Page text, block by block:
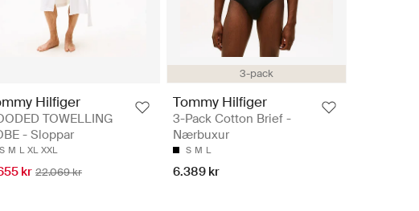
Hilfiger
TOWELLING
- Sloppar
S M L XL XXL
kr 22.069 kr
3-pack
Tommy Hilfiger
3-Pack Cotton Brief -
Nærbuxur
S M L
6.389 kr